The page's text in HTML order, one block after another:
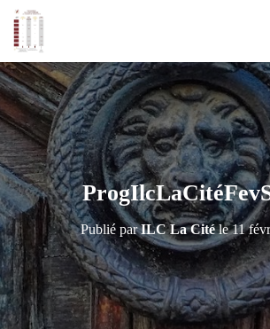
Publié parILC La Citéle11